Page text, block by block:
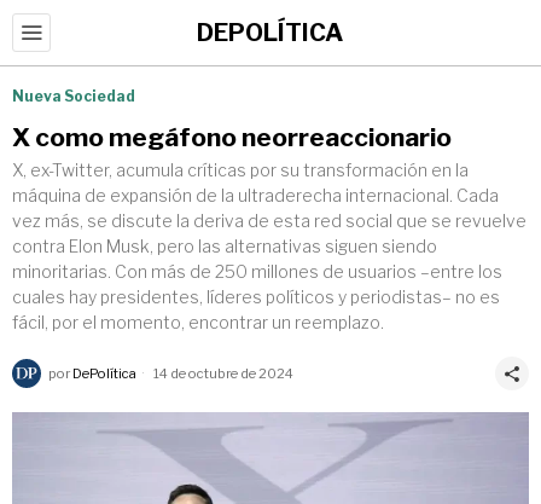
DEPOLÍTICA
Nueva Sociedad
X como megáfono neorreaccionario
X, ex-Twitter, acumula críticas por su transformación en la
máquina de expansión de la ultraderecha internacional. Cada
vez más, se discute la deriva de esta red social que se revuelve
contra Elon Musk, pero las alternativas siguen siendo
minoritarias. Con más de 250 millones de usuarios –entre los
cuales hay presidentes, líderes políticos y periodistas– no es
fácil, por el momento, encontrar un reemplazo.
por DePolítica 14 de octubre de 2024